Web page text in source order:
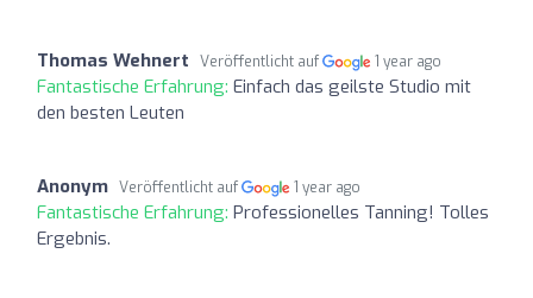
Thomas Wehnert Veröffentlicht auf 1 year ago
Fantastische Erfahrung: Einfach das geilste Studio mit
den besten Leuten
Anonym Veröffentlicht auf 1 year ago
Fantastische Erfahrung: Professionelles Tanning! Tolles
Ergebnis.